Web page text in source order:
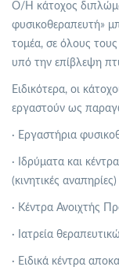
Ο/Η κάτοχος
φυσικοθεραπευτή»
τομέα, σε όλους
υπό την επίβλεψη
Ειδικότερα, οι
εργαστούν ως
· Εργαστήρια
· Ιδρύματα και
(κινητικές αναπηρίες)
· Κέντρα Ανοιχτής
· Ιατρεία
· Ειδικά κέντρα